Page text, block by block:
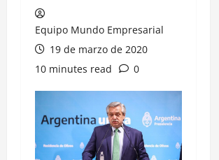
Equipo Mundo Empresarial
19 de marzo de 2020
10 minutes read
0